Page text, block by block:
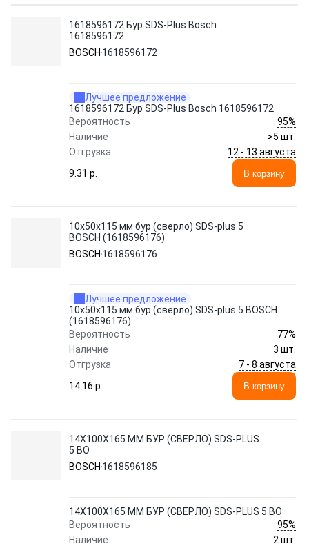
1618596172 Бур SDS-Plus Bosch
1618596172
BOSCH 1618596172
Лучшее предложение
1618596172 Бур SDS-Plus Bosch 1618596172
Вероятность
95%
Наличие
>5 шт.
Отгрузка
12 - 13 августа
9.31 p.
В корзину
10х50х115 мм бур (сверло) SDS-plus 5
BOSCH (1618596176)
BOSCH 1618596176
Лучшее предложение
10х50х115 мм бур (сверло) SDS-plus 5 BOSCH
(1618596176)
Вероятность
77%
Наличие
3 шт.
Отгрузка
7 - 8 августа
14.16 p.
В корзину
14Х100Х165 ММ БУР (СВЕРЛО) SDS-PLUS
5 BO
BOSCH 1618596185
14Х100Х165 ММ БУР (СВЕРЛО) SDS-PLUS 5 BO
Вероятность
95%
Наличие
2 шт.